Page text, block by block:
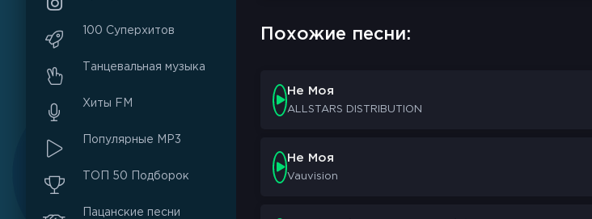
Похожие песни:
Не Моя
ALLSTARS DISTRIBUTION
Не Моя
Vauvision
100 Суперхитов
Танцевальная музыка
Хиты FM
Популярные MP3
ТОП 50 Подборок
Пацанские песни